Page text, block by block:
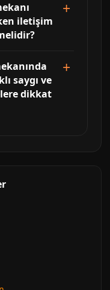
iletişim
saygı ve
dikkat